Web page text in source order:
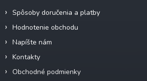
Spôsoby doručenia a platby
Hodnotenie obchodu
Napíšte nám
Kontakty
Obchodné podmienky